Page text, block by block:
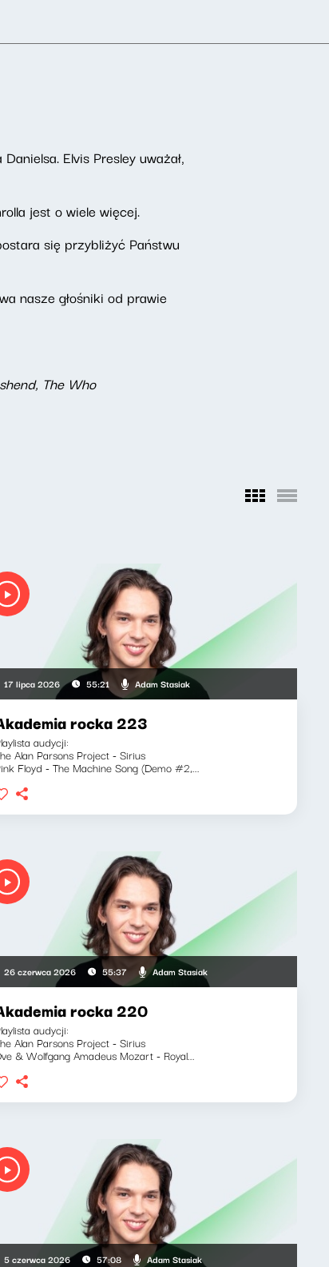
Elvis Presley uważał,
jest o wiele więcej.
się przybliżyć Państwu
nasze głośniki od prawie
The Who
17 lipca 2026 55:21 Adam Stasiak
rocka 223
audycji:
Alan Parsons Project - Sirius
Floyd - The Machine Song (Demo #2,...
26 czerwca 2026 55:37 Adam Stasiak
rocka 220
audycji:
Alan Parsons Project - Sirius
& Wolfgang Amadeus Mozart - Royal...
5 czerwca 2026 57:08 Adam Stasiak